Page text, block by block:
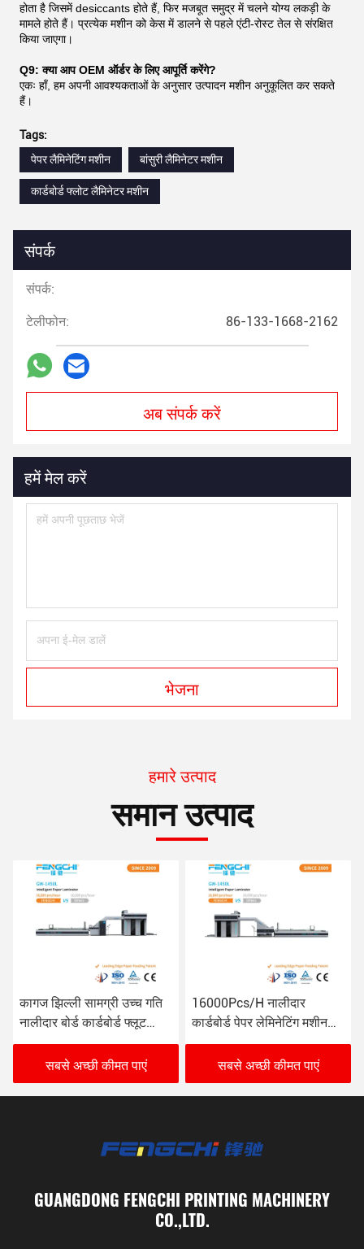
होता है जिसमें desiccants होते हैं, फिर मजबूत समुद्र में चलने योग्य लकड़ी के
मामले होते हैं। प्रत्येक मशीन को केस में डालने से पहले एंटी-रोस्ट तेल से संरक्षित
किया जाएगा।
Q9: क्या आप OEM ऑर्डर के लिए आपूर्ति करेंगे?
एकः हाँ, हम अपनी आवश्यकताओं के अनुसार उत्पादन मशीन अनुकूलित कर सकते
हैं।
Tags:
पेपर लैमिनेटिंग मशीन
बांसुरी लैमिनेटर मशीन
कार्डबोर्ड फ्लोट लैमिनेटर मशीन
संपर्क
संपर्क:
टेलीफोन: 86-133-1668-2162
अब संपर्क करें
हमें मेल करें
भेजना
हमारे उत्पाद
समान उत्पाद
16000Pcs/H नालीदार
कार्डबोर्ड पेपर लेमिनेटिंग मशीन
GW-1450L विरोधी जंग
सबसे अच्छी कीमत पाएं
एफ-10 मिमी स्वचालित फ्लोट
लैमिनेटर मशीन 165 एम/मिन 26
केडब्ल्यू
सबसे अच्छी कीमत पाएं
GUANGDONG FENGCHI PRINTING MACHINERY
CO.,LTD.